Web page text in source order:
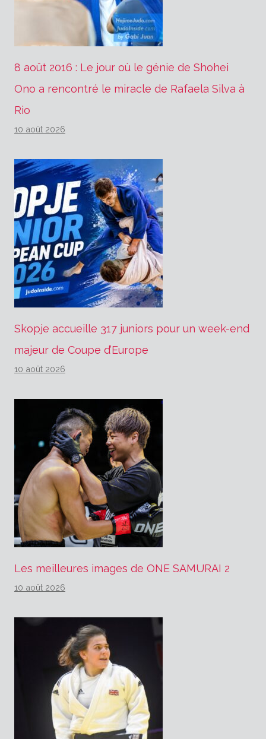
8 août 2016 : Le jour où le génie de Shohei
Ono a rencontré le miracle de Rafaela Silva à
Rio
10 août 2026
Skopje accueille 317 juniors pour un week-end
majeur de Coupe d’Europe
10 août 2026
Les meilleures images de ONE SAMURAI 2
10 août 2026